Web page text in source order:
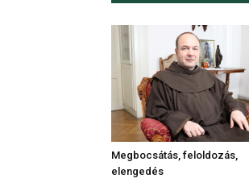
Megbocsátás, feloldozás,
elengedés